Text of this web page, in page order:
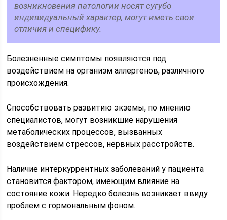
возникновения патологии носят сугубо
индивидуальный характер, могут иметь свои
отличия и специфику.
Болезненные симптомы появляются под
воздействием на организм аллергенов, различного
происхождения.
Способствовать развитию экземы, по мнению
специалистов, могут возникшие нарушения
метаболических процессов, вызванных
воздействием стрессов, нервных расстройств.
Наличие интеркуррентных заболеваний у пациента
становится фактором, имеющим влияние на
состояние кожи. Нередко болезнь возникает ввиду
проблем с гормональным фоном.